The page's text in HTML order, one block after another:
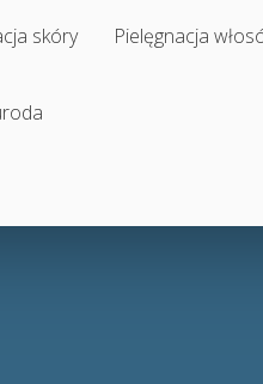
skóry Pielęgnacja